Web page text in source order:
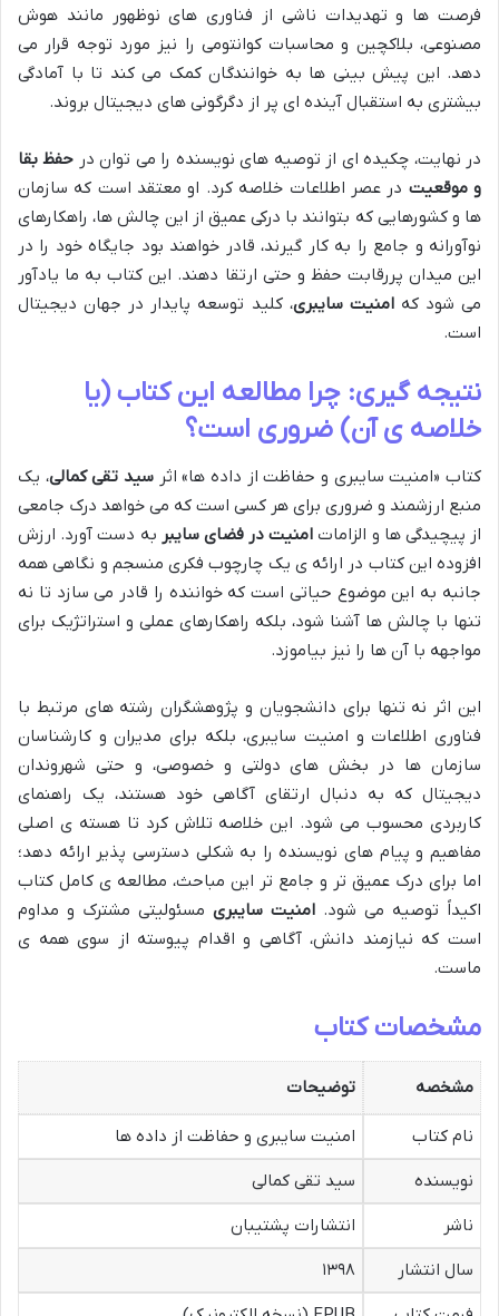
فرصت ها و تهدیدات ناشی از فناوری های نوظهور مانند هوش
مصنوعی، بلاکچین و محاسبات کوانتومی را نیز مورد توجه قرار می
دهد. این پیش بینی ها به خوانندگان کمک می کند تا با آمادگی
بیشتری به استقبال آینده ای پر از دگرگونی های دیجیتال بروند.
در نهایت، چکیده ای از توصیه های نویسنده را می توان در حفظ بقا
و موقعیت در عصر اطلاعات خلاصه کرد. او معتقد است که سازمان
ها و کشورهایی که بتوانند با درکی عمیق از این چالش ها، راهکارهای
نوآورانه و جامع را به کار گیرند، قادر خواهند بود جایگاه خود را در
این میدان پررقابت حفظ و حتی ارتقا دهند. این کتاب به ما یادآور
می شود کهامنیت سایبری، کلید توسعه پایدار در جهان دیجیتال
است.
نتیجه گیری: چرا مطالعه این کتاب (یا
خلاصه ی آن) ضروری است؟
کتاب «امنیت سایبری و حفاظت از داده ها» اثر سید تقی کمالی، یک
منبع ارزشمند و ضروری برای هر کسی است که می خواهد درک جامعی
از پیچیدگی ها و الزامات امنیت در فضای سایبر به دست آورد. ارزش
افزوده این کتاب در ارائه ی یک چارچوب فکری منسجم و نگاهی همه
جانبه به این موضوع حیاتی است که خواننده را قادر می سازد تا نه
تنها با چالش ها آشنا شود، بلکه راهکارهای عملی و استراتژیک برای
مواجهه با آن ها را نیز بیاموزد.
این اثر نه تنها برای دانشجویان و پژوهشگران رشته های مرتبط با
فناوری اطلاعات و امنیت سایبری، بلکه برای مدیران و کارشناسان
سازمان ها در بخش های دولتی و خصوصی، و حتی شهروندان
دیجیتال که به دنبال ارتقای آگاهی خود هستند، یک راهنمای
کاربردی محسوب می شود. این خلاصه تلاش کرد تا هسته ی اصلی
مفاهیم و پیام های نویسنده را به شکلی دسترسی پذیر ارائه دهد؛
اما برای درک عمیق تر و جامع تر این مباحث، مطالعه ی کامل کتاب
اکیداً توصیه می شود. امنیت سایبری مسئولیتی مشترک و مداوم
است که نیازمند دانش، آگاهی و اقدام پیوسته از سوی همه ی
ماست.
مشخصات کتاب
مشخصه توضیحات
نام کتاب
امنیت سایبری و حفاظت از داده ها
نویسنده
سید تقی کمالی
ناشر
انتشارات پشتیبان
سال انتشار
۱۳۹۸